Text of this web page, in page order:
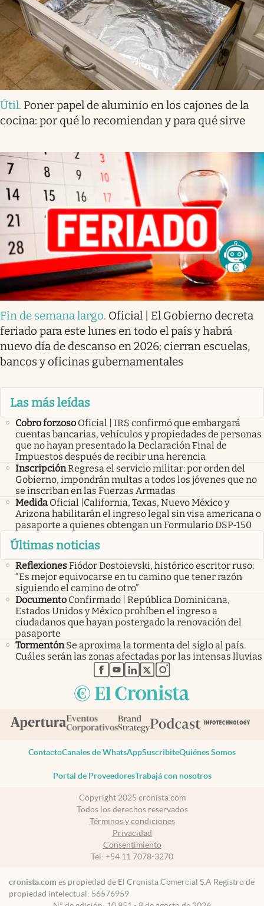
Útil. Poner papel de aluminio en los cajones de la
cocina: por qué lo recomiendan y para qué sirve
Fin de semana largo. Oficial | El Gobierno decreta
feriado para este lunes en todo el país y habrá
nuevo día de descanso en 2026: cierran escuelas,
bancos y oficinas gubernamentales
Las más leídas
Cobro forzoso Oficial | IRS confirmó que embargará
cuentas bancarias, vehículos y propiedades de personas
que no hayan presentado la Declaración Final de
Impuestos después de recibir una herencia
InscripciónRegresa el servicio militar: por orden del
Gobierno, impondrán multas a todos los jóvenes que no
se inscriban en las Fuerzas Armadas
Medida Oficial |California, Texas, Nuevo México y
Arizona habilitarán el ingreso legal sin visa americana o
pasaporte a quienes obtengan un Formulario DSP-150
Últimas noticias
ReflexionesFiódor Dostoievski, histórico escritor ruso:
“Es mejor equivocarse en tu camino que tener razón
siguiendo el camino de otro”
Documento Confirmado | República Dominicana,
Estados Unidos y México prohíben el ingreso a
ciudadanos que hayan postergado la renovación del
pasaporte
Tormentón Se aproxima la tormenta del siglo al país.
Cuáles serán las zonas afectadas por las intensas lluvias
abre en nueva pestaña
abre en nueva pestaña
abre en nueva pestaña
abre en nueva pestaña
abre en nueva pestaña
ContactoCanales de WhatsAppSuscribiteQuiénes Somos
Portal de ProveedoresTrabajá con nosotros
Copyright 2025 cronista.com
Todos los derechos reservados
Términos y condiciones
Privacidad
Consentimiento
Tel: +54 11 7078-3270
cronista.com es propiedad de El Cronista Comercial S.A Registro de
propiedad intelectual: 56576959